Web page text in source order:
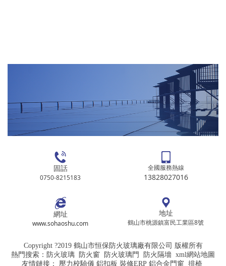
固話
0750-8215183
全國服務熱線
13828027016
網址
www.sohaoshu.com
地址
鶴山市桃源鎮富民工業區8號
Copyright ?2019 鶴山市恒保防火玻璃廠有限公司 版權所有
熱門搜索： 防火玻璃 防火窗 防火玻璃門 防火隔墻 xml網站地圖
友情鏈接： 壓力校驗儀 鋁扣板 裝修ERP 鋁合金門窗 排椅